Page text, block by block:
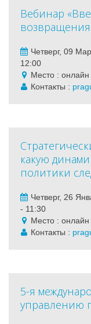
Вебинар
Четверг, 09
12:00
Место : онлайн
Контакты :
какую
политики
Четверг, 26
- 11:30
Место : онлайн
Контакты :
5-я
управлению